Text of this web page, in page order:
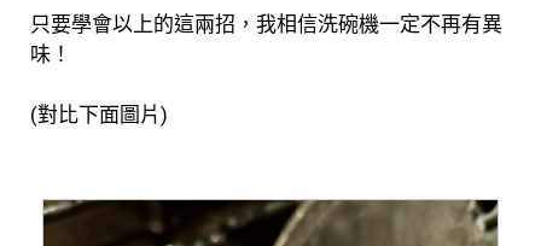
只要學會以上的這兩招，我相信洗碗機一定不再有異
味！
(對比下面圖片)